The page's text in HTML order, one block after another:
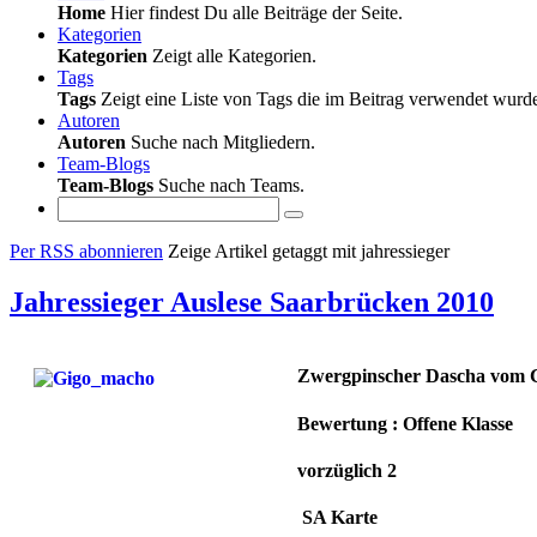
Home Hier findest Du alle Beiträge der Seite.
Kategorien
Kategorien Zeigt alle Kategorien.
Tags
Tags Zeigt eine Liste von Tags die im Beitrag verwendet
Autoren
Autoren Suche nach Mitgliedern.
Team-Blogs
Team-Blogs Suche nach Teams.
Per RSS abonnieren Zeige Artikel getaggt mit jahressieger
Jahressieger Auslese Saarbrücken 2010
Zwergpinscher Dascha vom
Bewertung : Offene Klasse
vorzüglich 2
SA Karte